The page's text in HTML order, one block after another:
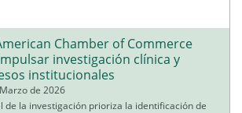
Chamber of Commerce
investigación clínica y
institucionales
de 2026
de la investigación prioriza la identificación de